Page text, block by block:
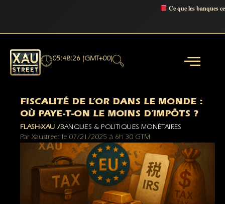
Ce que les banques
05:48:27 (GMT+00)
FISCALITÉ DE L’OR DANS LE MONDE :
OÙ PAYE-T-ON LE MOINS D’IMPÔTS ?
FLASH-XAU /BANQUES & POLITIQUES MONÉTAIRES
Par Xaustreet le 07/21/2025 à 6h 30 GTM